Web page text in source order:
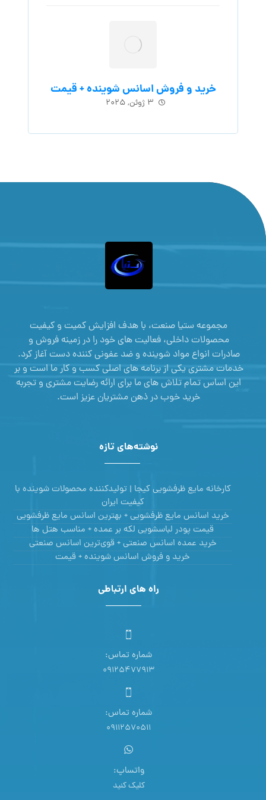
خرید و فروش اسانس شوینده + قیمت
۳ ژوئن, ۲۰۲۵
مجموعه ستیا صنعت، با هدف افزایش کمیت و کیفیت
محصولات داخلی، فعالیت های خود را در زمینه فروش و
صادرات انواع مواد شوینده و ضد عفونی کننده دست آغاز کرد.
خدمات مشتری یکی از برنامه های اصلی کسب و کار ما است و بر
این اساس تمام تلاش های ما برای ارائه رضایت مشتری و تجربه
خرید خوب در ذهن مشتریان عزیز است.
نوشته‌های تازه
کارخانه مایع ظرفشویی کیجا | تولیدکننده محصولات شوینده با
کیفیت ایران
خرید اسانس مایع ظرفشویی + بهترین اسانس مایع ظرفشویی
قیمت پودر لباسشویی لکه بر عمده + مناسب هتل ها
خرید عمده اسانس صنعتی + قوی‌ترین اسانس‌ صنعتی
خرید و فروش اسانس شوینده + قیمت
راه های ارتباطی
شماره تماس:
09125477913
شماره تماس:
09112570511
واتساپ:
کلیک کنید